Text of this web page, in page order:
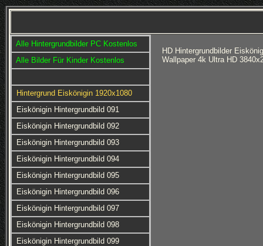
Alle Hintergrundbilder PC Kostenlos
Alle Bilder Für Kinder Kostenlos
Hintergrund Eiskönigin 1920x1080
Eiskönigin Hintergrundbild 091
Eiskönigin Hintergrundbild 092
Eiskönigin Hintergrundbild 093
Eiskönigin Hintergrundbild 094
Eiskönigin Hintergrundbild 095
Eiskönigin Hintergrundbild 096
Eiskönigin Hintergrundbild 097
Eiskönigin Hintergrundbild 098
Eiskönigin Hintergrundbild 099
HD Hintergrundbilder
Wallpaper 4k Ultra HD